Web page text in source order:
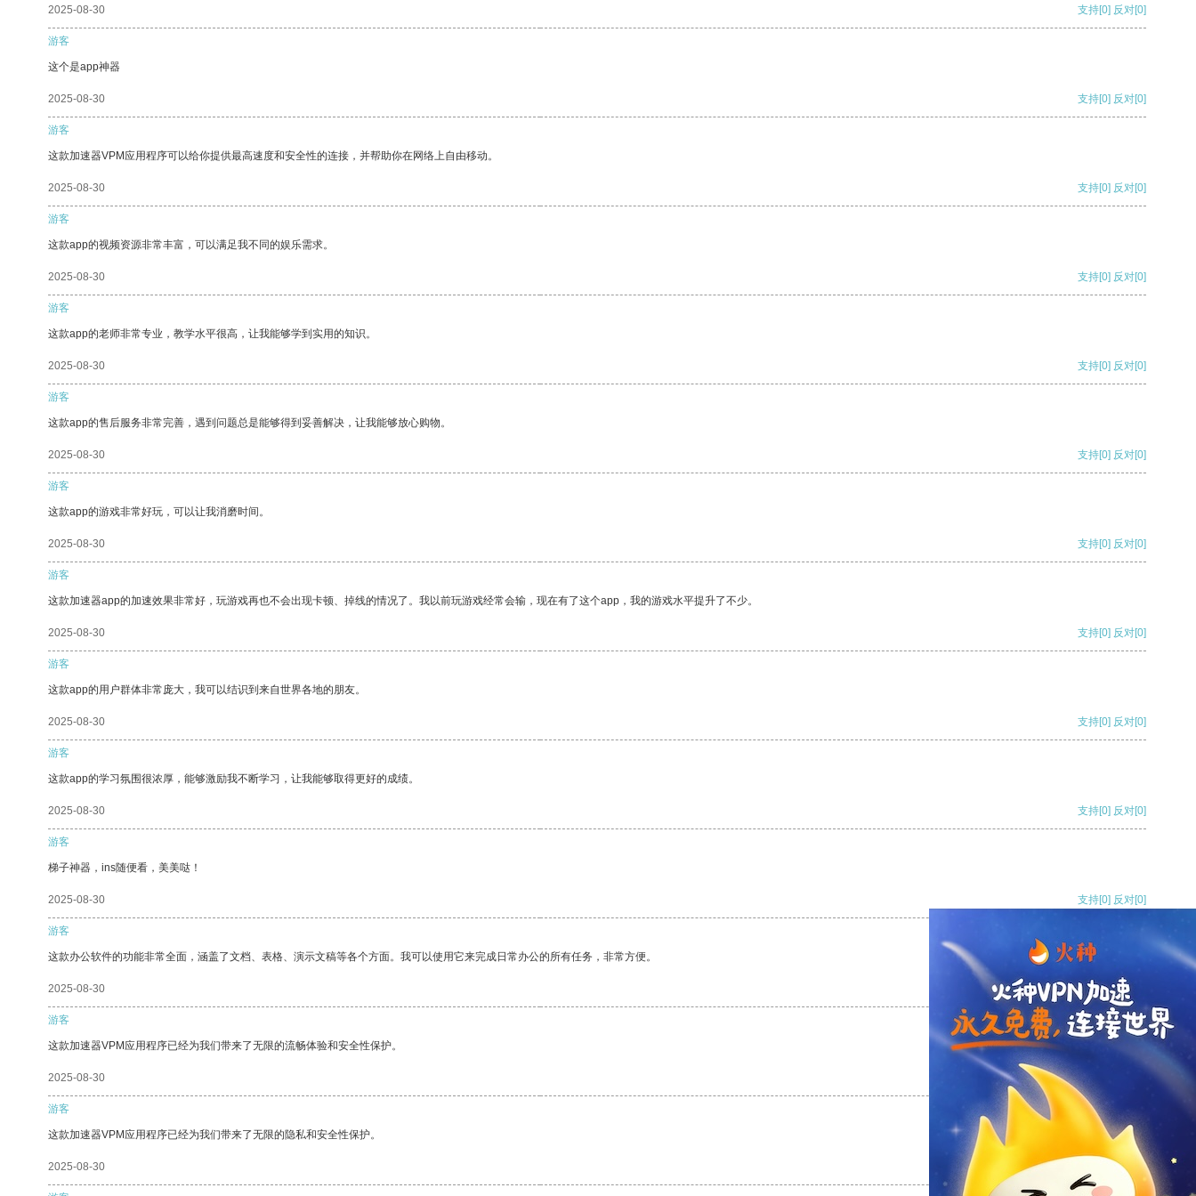
2025-08-30 支持[0] 反对[0]
游客
这个是app神器
2025-08-30 支持[0] 反对[0]
游客
这款加速器VPM应用程序可以给你提供最高速度和安全性的连接，并帮助你在网络上自由移动。
2025-08-30 支持[0] 反对[0]
游客
这款app的视频资源非常丰富，可以满足我不同的娱乐需求。
2025-08-30 支持[0] 反对[0]
游客
这款app的老师非常专业，教学水平很高，让我能够学到实用的知识。
2025-08-30 支持[0] 反对[0]
游客
这款app的售后服务非常完善，遇到问题总是能够得到妥善解决，让我能够放心购物。
2025-08-30 支持[0] 反对[0]
游客
这款app的游戏非常好玩，可以让我消磨时间。
2025-08-30 支持[0] 反对[0]
游客
这款加速器app的加速效果非常好，玩游戏再也不会出现卡顿、掉线的情况了。我以前玩游戏经常会输，现在有了这个app，我的游戏水平提升了不少。
2025-08-30 支持[0] 反对[0]
游客
这款app的用户群体非常庞大，我可以结识到来自世界各地的朋友。
2025-08-30 支持[0] 反对[0]
游客
这款app的学习氛围很浓厚，能够激励我不断学习，让我能够取得更好的成绩。
2025-08-30 支持[0] 反对[0]
游客
梯子神器，ins随便看，美美哒！
2025-08-30 支持[0] 反对[0]
游客
这款办公软件的功能非常全面，涵盖了文档、表格、演示文稿等各个方面。我可以使用它来完成日常办公的所有任务，非常方便。
2025-08-30 支持[0] 反对
游客
这款加速器VPM应用程序已经为我们带来了无限的流畅体验和安全性保护。
2025-08-30 支持
游客
这款加速器VPM应用程序已经为我们带来了无限的隐私和安全性保护。
2025-08-30 反对 [0]